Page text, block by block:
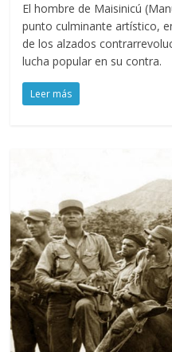
El hombre de Maisinicú
punto culminante artístico,
de los alzados
lucha popular en su contra.
Leer más